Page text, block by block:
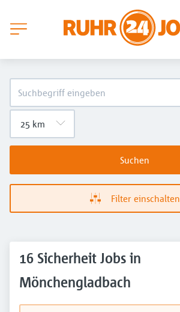
Suchen
Filter einschalten
16 Sicherheit Jobs in
Mönchengladbach